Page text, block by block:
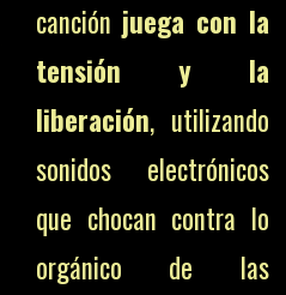
canción juega con la
tensión y la
liberación, utilizando
sonidos electrónicos
que chocan contra lo
orgánico de las